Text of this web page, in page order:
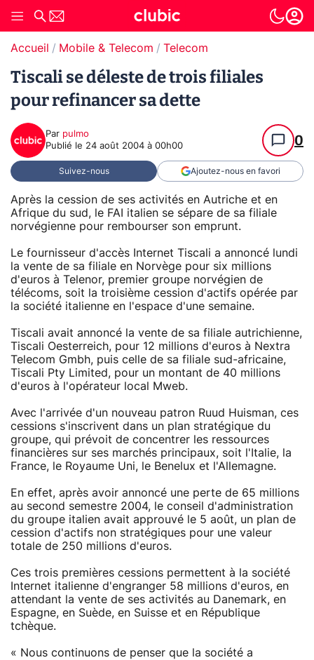
Accueil Mobile & Telecom Telecom
Tiscali se déleste de trois filiales
pour refinancer sa dette
Par pulmo
Publié le 24 août 2004 à 00h00 0
Suivez-nous Ajoutez-nous en favori
Après la cession de ses activités en Autriche et en
Afrique du sud, le FAI italien se sépare de sa filiale
norvégienne pour rembourser son emprunt.
Le fournisseur d'accès Internet Tiscali a annoncé lundi
la vente de sa filiale en Norvège pour six millions
d'euros à Telenor, premier groupe norvégien de
télécoms, soit la troisième cession d'actifs opérée par
la société italienne en l'espace d'une semaine.
Tiscali avait annoncé la vente de sa filiale autrichienne,
Tiscali Oesterreich, pour 12 millions d'euros à Nextra
Telecom Gmbh, puis celle de sa filiale sud-africaine,
Tiscali Pty Limited, pour un montant de 40 millions
d'euros à l'opérateur local Mweb.
Avec l'arrivée d'un nouveau patron Ruud Huisman, ces
cessions s'inscrivent dans un plan stratégique du
groupe, qui prévoit de concentrer les ressources
financières sur ses marchés principaux, soit l'Italie, la
France, le Royaume Uni, le Benelux et l'Allemagne.
En effet, après avoir annoncé une perte de 65 millions
au second semestre 2004, le conseil d'administration
du groupe italien avait approuvé le 5 août, un plan de
cession d'actifs non stratégiques pour une valeur
totale de 250 millions d'euros.
Ces trois premières cessions permettent à la société
Internet italienne d'engranger 58 millions d'euros, en
attendant la vente de ses activités au Danemark, en
Espagne, en Suède, en Suisse et en République
tchèque.
« Nous continuons de penser que la société a